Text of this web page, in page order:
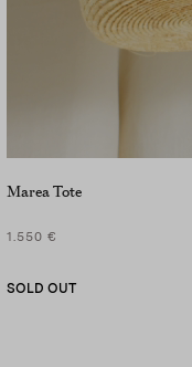
Marea Tote
1.550 €
SOLD OUT